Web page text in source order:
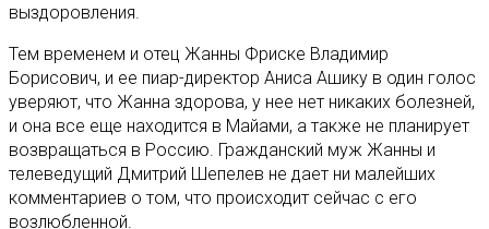
выздоровления.
Тем временем и отец Жанны Фриске Владимир
Борисович, и ее пиар-директор Аниса Ашику в один голос
уверяют, что Жанна здорова, у нее нет никаких болезней,
и она все еще находится в Майами, а также не планирует
возвращаться в Россию. Гражданский муж Жанны и
телеведущий Дмитрий Шепелев не дает ни малейших
комментариев о том, что происходит сейчас с его
возлюбленной.